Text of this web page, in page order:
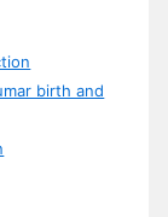
birth and